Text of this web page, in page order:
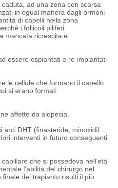
ad una zona con scarsa
in egual manera dagli ormoni
di capelli nella zona
i follicoli piliferi
mancata ricrescita e
essere espiantati e re-impiantati
le cellule che formano il capello
si erano formati
affette da alopecia.
anti DHT (finasteride, minoxidil…
interventi in futuro conseguenti
che si possedeva nell’età
l’abilità del chirurgo nel
del trapianto risulti il più